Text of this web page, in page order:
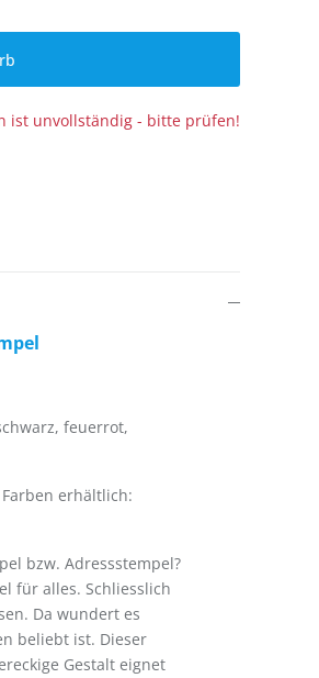
ist unvollständig - bitte prüfen!
feuerrot,
erhältlich:
bzw. Adressstempel?
für alles. Schliesslich
Da wundert es
beliebt ist. Dieser
Gestalt eignet